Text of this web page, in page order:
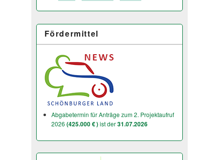
Fördermittel
Abgabetermin für Anträge zum 2. Projektaufruf
2026 (425.000 € )ist der31.07.2026